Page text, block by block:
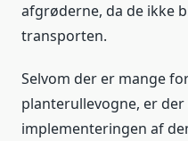
afgrøderne, da de ikke
transporten.
Selvom der er mange
planterullevogne, er
implementeringen af